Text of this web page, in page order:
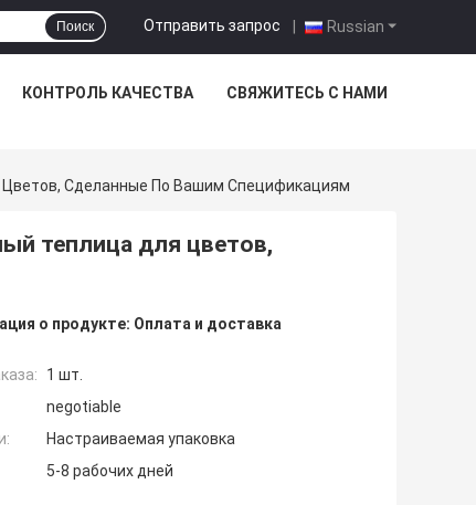
Russian
Отправить запрос |
Поиск
КОНТРОЛЬ КАЧЕСТВА СВЯЖИТЕСЬ С НАМИ
Сделанные По Вашим Спецификациям
теплица для цветов,
о продукте: Оплата и доставка
1 шт.
negotiable
Настраиваемая упаковка
5-8 рабочих дней